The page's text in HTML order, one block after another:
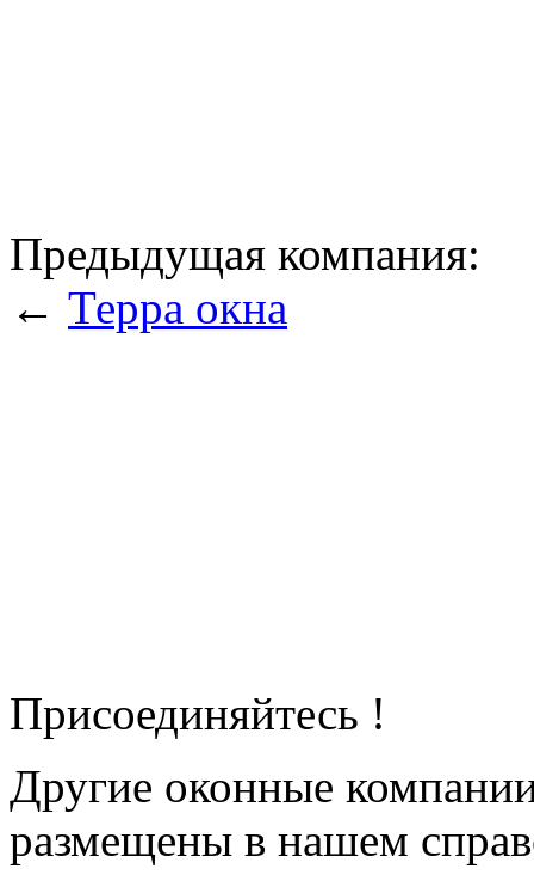
Предыдущая компания:
← Терра окна
Присоединяйтесь !
Другие оконные
размещены в нашем